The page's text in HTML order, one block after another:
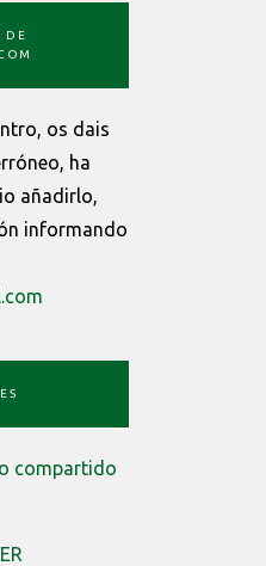
DE
os dais
ha
añadirlo,
informando
compartido